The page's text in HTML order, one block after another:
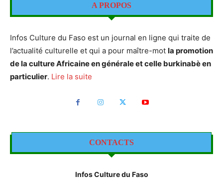
A PROPOS
Infos Culture du Faso est un journal en ligne qui traite de
l’actualité culturelle et qui a pour maître-mot la promotion
de la culture Africaine en générale et celle burkinabè en
particulier. Lire la suite
CONTACTS
Infos Culture du Faso